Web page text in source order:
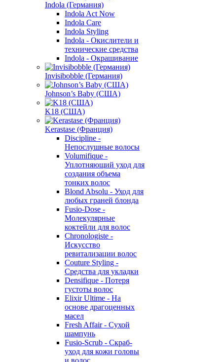
Indola (Германия)
Indola Act Now
Indola Care
Indola Styling
Indola - Окислители и
технические средства
Indola - Окрашивание
Invisibobble (Германия)
Johnson’s Baby (США)
K18 (США)
Kerastase (Франция)
Discipline -
Непослушные волосы
Volumifique -
Уплотняющий уход для
создания объема
тонких волос
Blond Absolu - Уход для
любых граней блонда
Fusio-Dose -
Молекулярные
коктейли для волос
Chronologiste -
Искусство
ревитализации волос
Couture Styling -
Средства для укладки
Densifique - Потеря
густоты волос
Elixir Ultime - На
основе драгоценных
масел
Fresh Affair - Сухой
шампунь
Fusio-Scrub - Скраб-
уход для кожи головы
и волос